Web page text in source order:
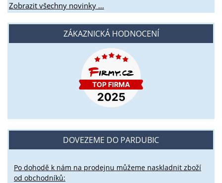
Zobrazit všechny novinky ...
ZÁKAZNICKÁ HODNOCENÍ
DOVEZEME DO PARDUBIC
Po dohodě k nám na prodejnu můžeme naskladnit zboží
od obchodníků: